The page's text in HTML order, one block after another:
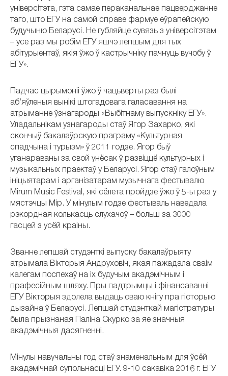
універсітэта, гэта самае пераканальнае пацверджанне
таго, што ЕГУ на самой справе фармуе еўрапейскую
будучыню Беларусі. Не губляйце сувязь з універсітэтам
– усе раз мы робім ЕГУ яшчэ лепшым для тых
абітурыентаў, якія ўжо ў кастрычніку пачнуць вучобу ў
ЕГУ».
Падчас цырымоніі ўжо ў чацьверты раз былі
аб’яўленыя вынікі штогадовага галасавання на
атрыманне ўзнагароды «Выбітнаму выпускніку ЕГУ».
Уладальнікам узнагароды стаў Ягор Захарко, які
скончыў бакалаўрскую праграму «Культурная
спадчына і турызм» ў 2011 годзе. Ягор быў
уганараваны за свой унёсак ў развіццё культурных і
музыкальных праектаў у Беларусі. Ягор стаў галоўным
ініцыятарам і арганізатарам музычнага фестывалю
Mirum Music Festival, які сёлета пройдзе ўжо ў 5-ы раз у
мястэчцы Мір. У мінулым годзе фестываль наведала
рэкордная колькасць слухачоў – больш за 3000
гасцей з усёй краіны.
Званне лепшай студэнткі выпуску бакалаўрыяту
атрымала Вікторыя Андруховіч, якая пажадала сваім
калегам поспехаў на іх будучым акадэмічным і
прафесійным шляху. Пры падтрымцы і фінансаванні
ЕГУ Вікторыя здолела выдаць сваю кнігу пра гісторыю
дызайна ў Беларусі. Лепшай студэнткай магістратуры
была прызнаная Паліна Скурко за яе значныя
акадэмічныя дасягненні.
Мінулы навучальны год стаў знаменальным для ўсёй
акадэмічнай супольнасці ЕГУ. 9-10 сакавіка 2016 г. ЕГУ